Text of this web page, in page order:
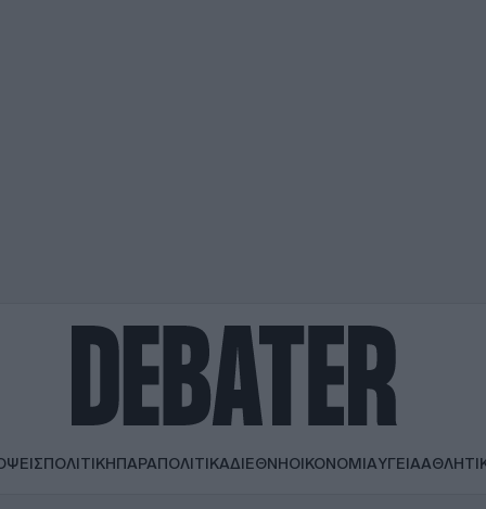
ΠΟΛΙΤΙΚΗΠΑΡΑΠΟΛΙΤΙΚΑΔΙΕΘΝΗΟΙΚΟΝΟΜΙΑΥΓΕΙΑ